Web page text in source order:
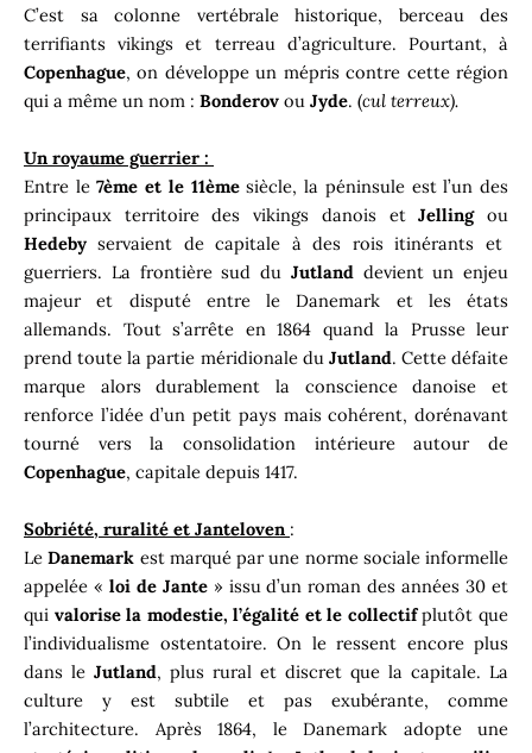
C’est sa colonne vertébrale historique, berceau des
terrifiants vikings et terreau d’agriculture. Pourtant, à
Copenhague, on développe un mépris contre cette région
qui a même un nom : Bonderov ou Jyde. (cul terreux).
Un royaume guerrier :
Entre le7ème et le 11èmesiècle, la péninsule est l’un des
principaux territoire des vikings danois etJellingou
Hedeby servaient de capitale à des rois itinérants et
guerriers. La frontière sud du Jutlanddevient un enjeu
majeur et disputé entre le Danemark et les états
allemands. Tout s’arrête en 1864 quand la Prusse leur
prend toute la partie méridionale du Jutland. Cette défaite
marque alors durablement la conscience danoise et
renforce l’idée d’un petit pays mais cohérent, dorénavant
tourné vers la consolidation intérieure autour de
Copenhague, capitale depuis 1417.
Sobriété, ruralité et Janteloven :
LeDanemark est marqué par une norme sociale informelle
appelée « loi de Jante» issu d’un roman des années 30 et
qui valorise la modestie, l’égalité et le collectifplutôt que
l’individualisme ostentatoire. On le ressent encore plus
dans le Jutland, plus rural et discret que la capitale. La
culture y est subtile et pas exubérante, comme
l’architecture. Après 1864, le Danemark adopte une